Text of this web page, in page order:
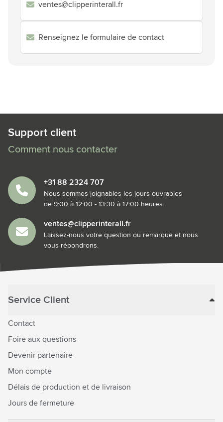
ventes@clipperinterall.fr
Renseignez le formulaire de contact
Support client
Comment nous contacter
+31 88 2324 707
Nous sommes joignables les jours ouvrables
de 9:00 à 12:00 - 13:30 à 17:00 heures.
ventes@clipperinterall.fr
Laissez-nous votre question ou remarque et nous
vous répondrons.
Service Client
Contact
Foire aux questions
Devenir partenaire
Mon compte
Délais de production et de livraison
Jours de fermeture